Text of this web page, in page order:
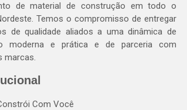
de material de construção em todo o
Temos o compromisso de entregar
de qualidade aliados a uma dinâmica de
moderna e prática e de parceria com
marcas.
Com Você